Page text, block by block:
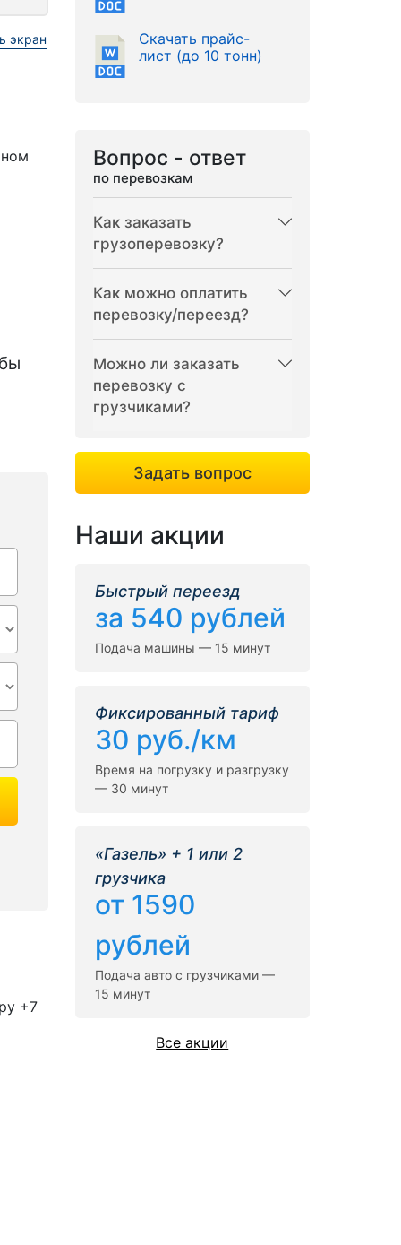
экран
+7
Скачать прайс-
лист (до 10 тонн)
Вопрос - ответ
по перевозкам
Как заказать
грузоперевозку?
Как можно оплатить
перевозку/переезд?
Можно ли заказать
перевозку с
грузчиками?
Задать вопрос
Наши акции
Быстрый переезд
за 540 рублей
Подача машины — 15 минут
Фиксированный тариф
30 руб./км
Время на погрузку и разгрузку
— 30 минут
«Газель» + 1 или 2
грузчика
от 1590
рублей
Подача авто с грузчиками —
15 минут
Все акции